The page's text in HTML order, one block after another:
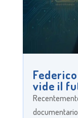
vide il
documentario